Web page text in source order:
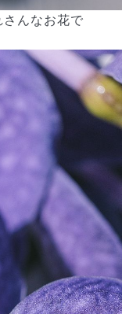
ありません。好
しておりませ
め、お届け日の
後にクロネコヤ
です。
んなお花で